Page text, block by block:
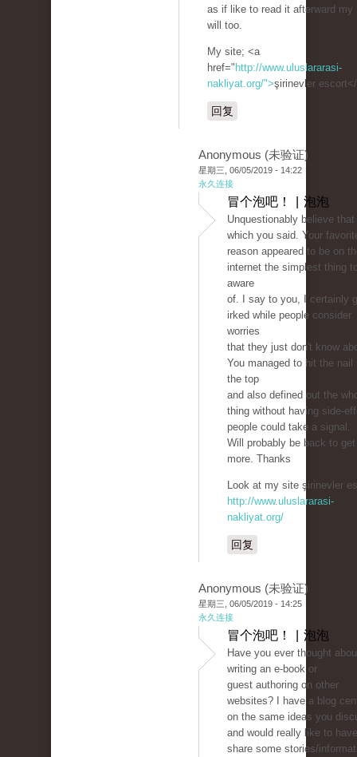
as if like to read it afterward my
will too.
My site; <a
href=" http://www.uluslararasi-
nakliyat.org/">şirinevler
回复
Anonymous (未验证)
星期三, 06/05/2019 - 14:22
永久连接
冒个泡吧！ | 泡泡
Unquestionably believe that
which you said. Your
reason appeared to be on
internet the simplest thing
aware
of. I say to you, I certainly
irked while people consider
worries
that they just don't know
You managed to hit the nail
the top
and also defined out the
thing without having side-
people could take a signal.
Will probably be back to get
more. Thanks
Look at my site şirinevler
http://www.uluslararasi-
nakliyat.org/
回复
Anonymous (未验证)
星期三, 06/05/2019 - 14:25
永久连接
冒个泡吧！ | 泡泡
Have you ever thought
writing an e-book or
guest authoring on other
websites? I have a blog
on the same ideas you
and would really like to
share some stories/